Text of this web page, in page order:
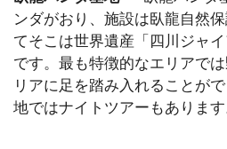
ンダがおり、施設は臥龍自然
てそこは世界遺産「四川ジャイ
です。最も特徴的なエリアで
リアに足を踏み入れることが
地ではナイトツアーもあります